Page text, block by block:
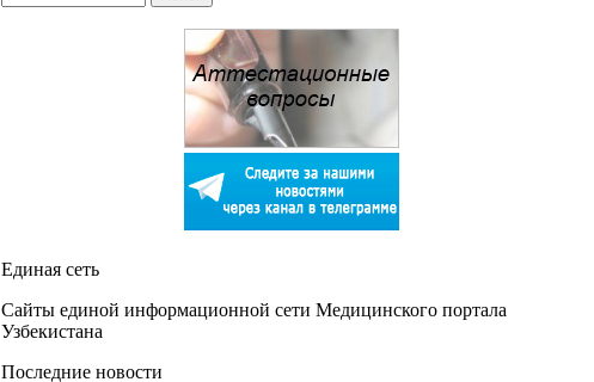
Единая сеть
Сайты единой информационной сети Медицинского портала
Узбекистана
Последние новости